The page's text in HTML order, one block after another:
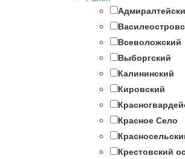
Всеволожский
Выборгский
Калининский
Кировский
Красное Село
Крестовский